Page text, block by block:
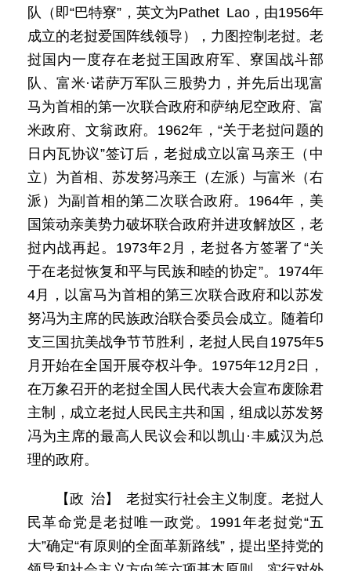
队（即“巴特寮”，英文为Pathet Lao，由1956年
成立的老挝爱国阵线领导），力图控制老挝。老
挝国内一度存在老挝王国政府军、寮国战斗部
队、富米·诺萨万军队三股势力，并先后出现富
马为首相的第一次联合政府和萨纳尼空政府、富
米政府、文翁政府。1962年，“关于老挝问题的
日内瓦协议”签订后，老挝成立以富马亲王（中
立）为首相、苏发努冯亲王（左派）与富米（右
派）为副首相的第二次联合政府。1964年，美
国策动亲美势力破坏联合政府并进攻解放区，老
挝内战再起。1973年2月，老挝各方签署了“关
于在老挝恢复和平与民族和睦的协定”。1974年
4月，以富马为首相的第三次联合政府和以苏发
努冯为主席的民族政治联合委员会成立。随着印
支三国抗美战争节节胜利，老挝人民自1975年5
月开始在全国开展夺权斗争。1975年12月2日，
在万象召开的老挝全国人民代表大会宣布废除君
主制，成立老挝人民民主共和国，组成以苏发努
冯为主席的最高人民议会和以凯山·丰威汉为总
理的政府。
【政 治】 老挝实行社会主义制度。老挝人
民革命党是老挝唯一政党。1991年老挝党“五
大”确定“有原则的全面革新路线”，提出坚持党的